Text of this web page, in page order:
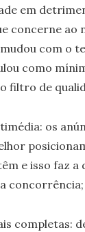
em
concerne ao
com o
como
filtro de
os
e isso faz
concorrência;
completas: